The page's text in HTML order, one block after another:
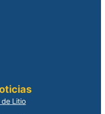
de Litio